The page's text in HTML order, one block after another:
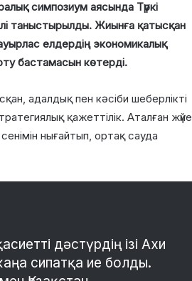
симпозиум аясында Түркі
таныстырылды. Жиынға қатысқан
елдердің экономикалық
бастамасын көтерді.
адалдық пен кәсіби шеберлікті
қажеттілік. Аталған жүйе
нығайтып, ортақ сауда
дәстүрдің ізі Ахи
сипатқа ие болды.